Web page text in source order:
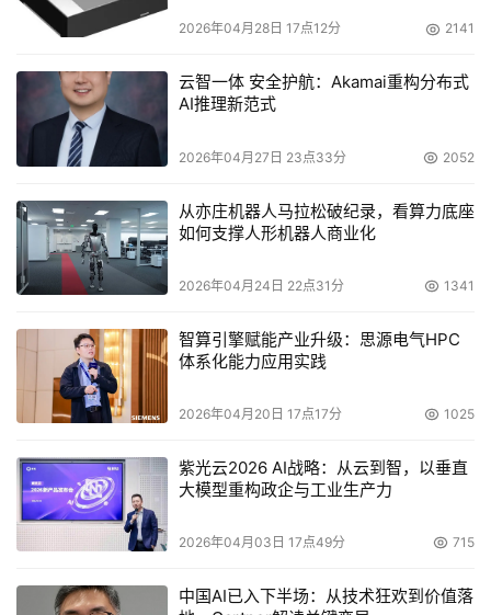
能勉强支撑基础AI功能的运行；随着2026年下半年换机潮
配。再看旗舰手机市场：尽管手机厂商面临不小的成本压
力，但为了抢占AI功能赛道，依然在疯狂争夺高频大容量内
存，16GB、24GB内存正快速成为旗舰机型的“标配配置”。
互到音频、视频等多模态交互，内存需求正呈现10倍、甚至
100倍的增长。一分钟视频的存储体积，相当于同长度文本
的10000倍，而这些需要实现“秒开”的热数据，都必须存储
有人看到闲鱼上内存条小幅降价，就断言内存市场“凉凉”，
但事实恰恰相反：内存价格从来没有、也不可能回到“白菜
价”时代。我们可以看一组直观数据：三星推出的一款2T容
量、读取速率1050MB/S的移动硬盘，目前在电商平台的售
价为1899元，而在2023年末存储价格低谷期，这款产品的
售价还不到1000元。也就是说，即便当前出现小幅降价，
现价依然是两年前的近两倍。
所谓的“内存降价”，不过是表面的短期波动，真正的内存市
2026年04月28日 17点12分 2141
云智一体 安全护航：Akamai重构分布式
AI推理新范式
2026年04月27日 23点33分 2052
从亦庄机器人马拉松破纪录，看算力底座
如何支撑人形机器人商业化
2026年04月24日 22点31分 1341
智算引擎赋能产业升级：思源电气HPC
体系化能力应用实践
2026年04月20日 17点17分 1025
紫光云2026 AI战略：从云到智，以垂直
大模型重构政企与工业生产力
2026年04月03日 17点49分 715
中国AI已入下半场：从技术狂欢到价值落